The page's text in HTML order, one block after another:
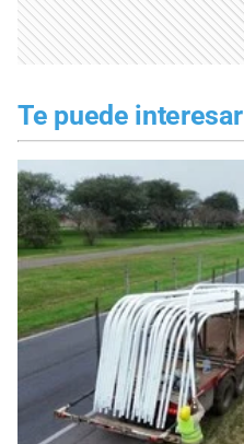
Te puede interesar